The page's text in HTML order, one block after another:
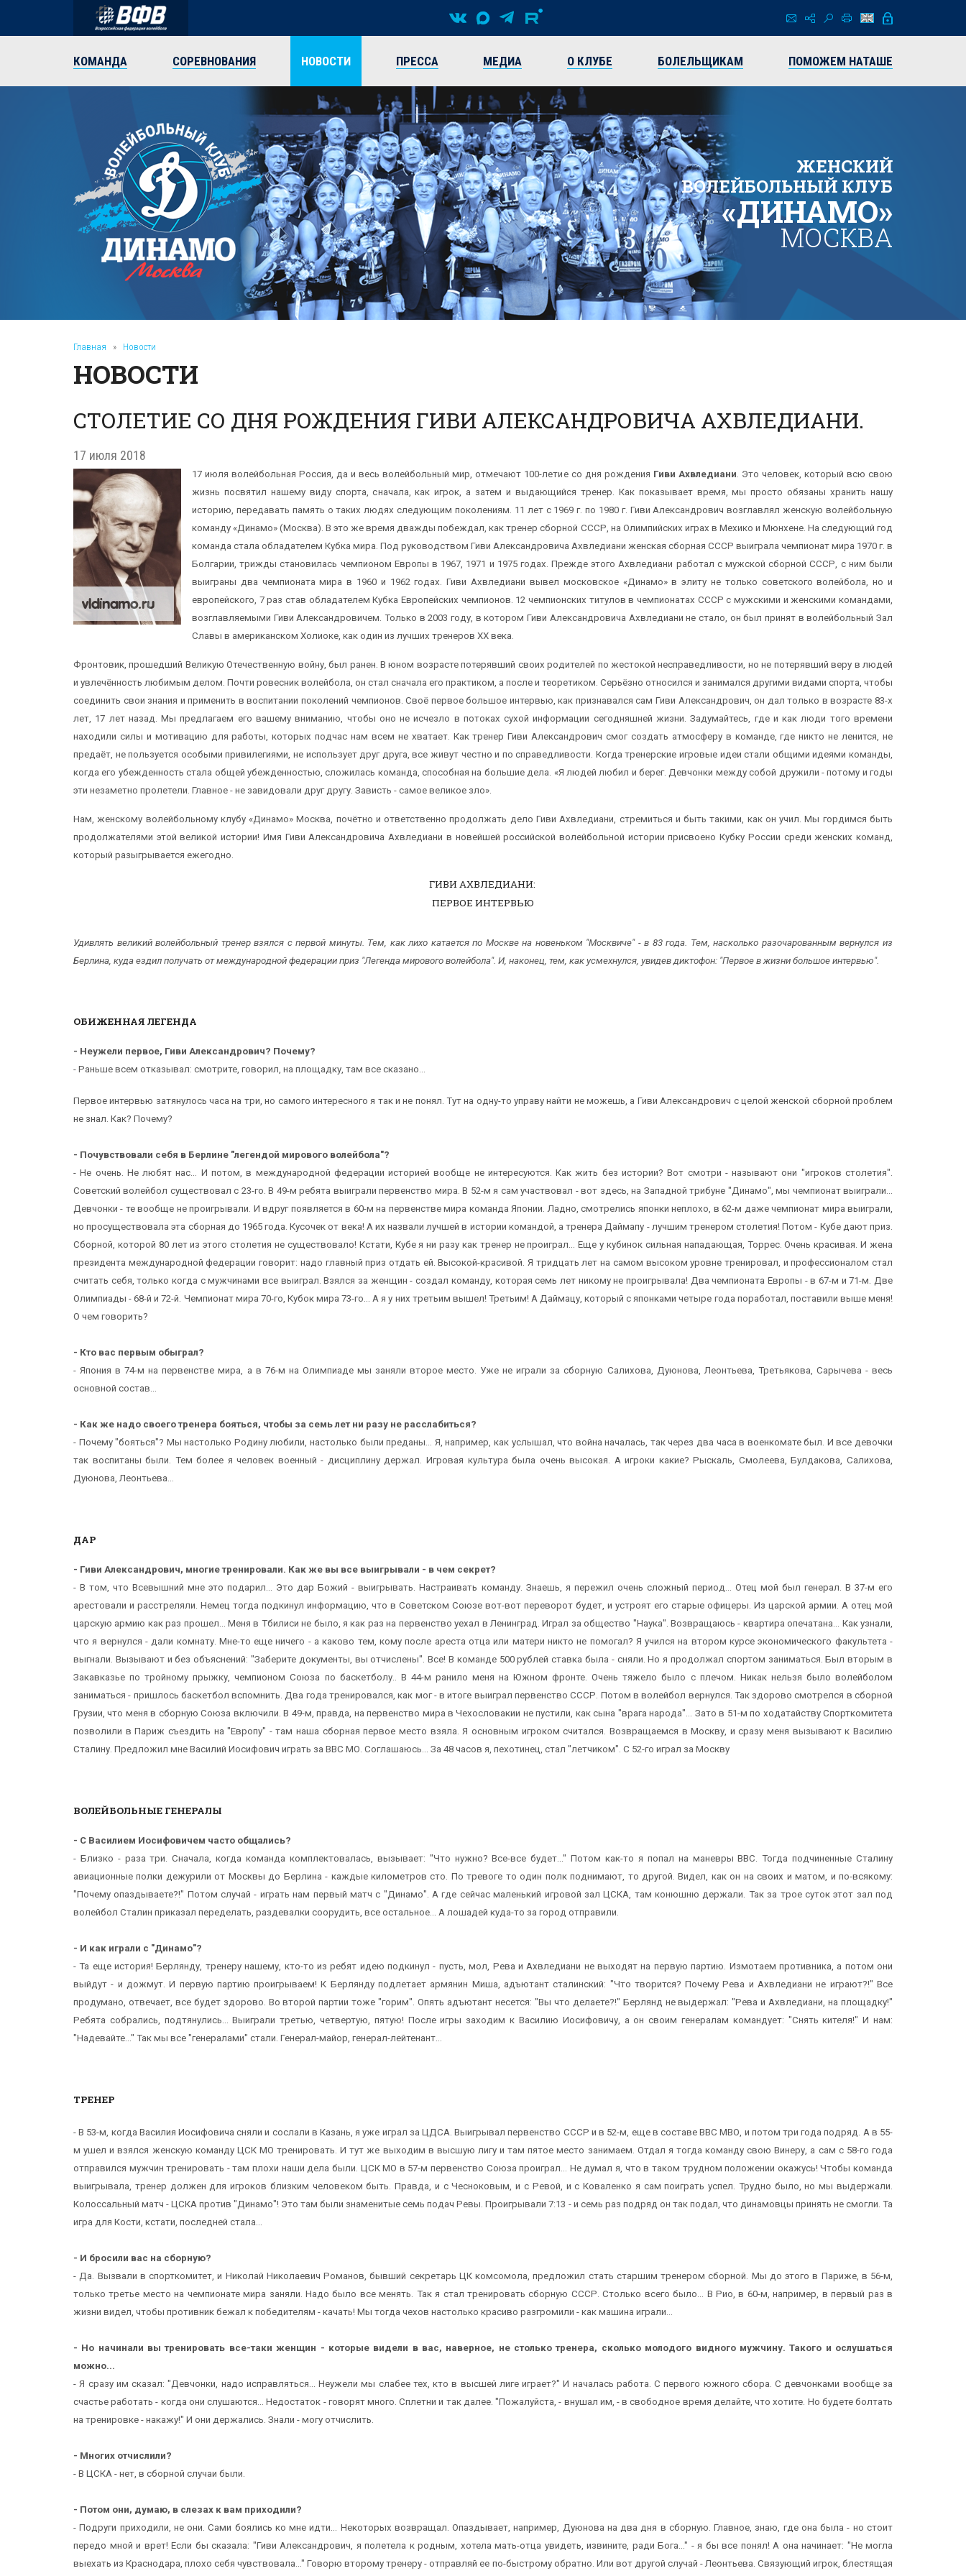
КОМАНДА СОРЕВНОВАНИЯ НОВОСТИ ПРЕССА МЕДИА О КЛУБЕ БОЛЕЛЬЩИКАМ ПОМОЖЕМ НАТАШЕ
ЖЕНСКИЙ
ВОЛЕЙБОЛЬНЫЙ КЛУБ
«ДИНАМО»
МОСКВА
Главная » Новости
НОВОСТИ
СТОЛЕТИЕ СО ДНЯ РОЖДЕНИЯ ГИВИ АЛЕКСАНДРОВИЧА АХВЛЕДИАНИ.
17 июля 2018
17 июля волейбольная Россия, да и весь волейбольный мир, отмечают 100-летие со дня рождения Гиви Ахвледиани. Это человек, который всю свою
жизнь посвятил нашему виду спорта, сначала, как игрок, а затем и выдающийся тренер. Как показывает время, мы просто обязаны хранить нашу
историю, передавать память о таких людях следующим поколениям. 11 лет с 1969 г. по 1980 г. Гиви Александрович возглавлял женскую волейбольную
команду «Динамо» (Москва). В это же время дважды побеждал, как тренер сборной СССР, на Олимпийских играх в Мехико и Мюнхене. На следующий год
команда стала обладателем Кубка мира. Под руководством Гиви Александровича Ахвледиани женская сборная СССР выиграла чемпионат мира 1970 г. в
Болгарии, трижды становилась чемпионом Европы в 1967, 1971 и 1975 годах. Прежде этого Ахвледиани работал с мужской сборной СССР, с ним были
выиграны два чемпионата мира в 1960 и 1962 годах. Гиви Ахвледиани вывел московское «Динамо» в элиту не только советского волейбола, но и
европейского, 7 раз став обладателем Кубка Европейских чемпионов. 12 чемпионских титулов в чемпионатах СССР с мужскими и женскими командами,
возглавляемыми Гиви Александровичем. Только в 2003 году, в котором Гиви Александровича Ахвледиани не стало, он был принят в волейбольный Зал
Славы в американском Холиоке, как один из лучших тренеров ХХ века.
Фронтовик, прошедший Великую Отечественную войну, был ранен. В юном возрасте потерявший своих родителей по жестокой несправедливости, но не потерявший веру в людей
и увлечённость любимым делом. Почти ровесник волейбола, он стал сначала его практиком, а после и теоретиком. Серьёзно относился и занимался другими видами спорта, чтобы
соединить свои знания и применить в воспитании поколений чемпионов. Своё первое большое интервью, как признавался сам Гиви Александрович, он дал только в возрасте 83-х
лет, 17 лет назад. Мы предлагаем его вашему вниманию, чтобы оно не исчезло в потоках сухой информации сегодняшней жизни. Задумайтесь, где и как люди того времени
находили силы и мотивацию для работы, которых подчас нам всем не хватает. Как тренер Гиви Александрович смог создать атмосферу в команде, где никто не ленится, не
предаёт, не пользуется особыми привилегиями, не использует друг друга, все живут честно и по справедливости. Когда тренерские игровые идеи стали общими идеями команды,
когда его убежденность стала общей убежденностью, сложилась команда, способная на большие дела. «Я людей любил и берег. Девчонки между собой дружили - потому и годы
эти незаметно пролетели. Главное - не завидовали друг другу. Зависть - самое великое зло».
Нам, женскому волейбольному клубу «Динамо» Москва, почётно и ответственно продолжать дело Гиви Ахвледиани, стремиться и быть такими, как он учил. Мы гордимся быть
продолжателями этой великой истории! Имя Гиви Александровича Ахвледиани в новейшей российской волейбольной истории присвоено Кубку России среди женских команд,
который разыгрывается ежегодно.
ГИВИ АХВЛЕДИАНИ:
ПЕРВОЕ ИНТЕРВЬЮ
Удивлять великий волейбольный тренер взялся с первой минуты. Тем, как лихо катается по Москве на новеньком "Москвиче" - в 83 года. Тем, насколько разочарованным вернулся из
Берлина, куда ездил получать от международной федерации приз "Легенда мирового волейбола". И, наконец, тем, как усмехнулся, увидев диктофон: "Первое в жизни большое интервью".
ОБИЖЕННАЯ ЛЕГЕНДА
- Неужели первое, Гиви Александрович? Почему?
- Раньше всем отказывал: смотрите, говорил, на площадку, там все сказано...
Первое интервью затянулось часа на три, но самого интересного я так и не понял. Тут на одну-то управу найти не можешь, а Гиви Александрович с целой женской сборной проблем
не знал. Как? Почему?
- Почувствовали себя в Берлине "легендой мирового волейбола"?
- Не очень. Не любят нас... И потом, в международной федерации историей вообще не интересуются. Как жить без истории? Вот смотри - называют они "игроков столетия".
Советский волейбол существовал с 23-го. В 49-м ребята выиграли первенство мира. В 52-м я сам участвовал - вот здесь, на Западной трибуне "Динамо", мы чемпионат выиграли...
Девчонки - те вообще не проигрывали. И вдруг появляется в 60-м на первенстве мира команда Японии. Ладно, смотрелись японки неплохо, в 62-м даже чемпионат мира выиграли,
но просуществовала эта сборная до 1965 года. Кусочек от века! А их назвали лучшей в истории командой, а тренера Даймапу - лучшим тренером столетия! Потом - Кубе дают приз.
Сборной, которой 80 лет из этого столетия не существовало! Кстати, Кубе я ни разу как тренер не проиграл... Еще у кубинок сильная нападающая, Торрес. Очень красивая. И жена
президента международной федерации говорит: надо главный приз отдать ей. Высокой-красивой. Я тридцать лет на самом высоком уровне тренировал, и профессионалом стал
считать себя, только когда с мужчинами все выиграл. Взялся за женщин - создал команду, которая семь лет никому не проигрывала! Два чемпионата Европы - в 67-м и 71-м. Две
Олимпиады - 68-й и 72-й. Чемпионат мира 70-го, Кубок мира 73-го... А я у них третьим вышел! Третьим! А Даймацу, который с японками четыре года поработал, поставили выше меня!
О чем говорить?
- Кто вас первым обыграл?
- Япония в 74-м на первенстве мира, а в 76-м на Олимпиаде мы заняли второе место. Уже не играли за сборную Салихова, Дуюнова, Леонтьева, Третьякова, Сарычева - весь
основной состав...
- Как же надо своего тренера бояться, чтобы за семь лет ни разу не расслабиться?
- Почему "бояться"? Мы настолько Родину любили, настолько были преданы... Я, например, как услышал, что война началась, так через два часа в военкомате был. И все девочки
так воспитаны были. Тем более я человек военный - дисциплину держал. Игровая культура была очень высокая. А игроки какие? Рыскаль, Смолеева, Булдакова, Салихова,
Дуюнова, Леонтьева...
ДАР
- Гиви Александрович, многие тренировали. Как же вы все выигрывали - в чем секрет?
- В том, что Всевышний мне это подарил... Это дар Божий - выигрывать. Настраивать команду. Знаешь, я пережил очень сложный период... Отец мой был генерал. В 37-м его
арестовали и расстреляли. Немец тогда подкинул информацию, что в Советском Союзе вот-вот переворот будет, и устроят его старые офицеры. Из царской армии. А отец мой
царскую армию как раз прошел... Меня в Тбилиси не было, я как раз на первенство уехал в Ленинград. Играл за общество "Наука". Возвращаюсь - квартира опечатана... Как узнали,
что я вернулся - дали комнату. Мне-то еще ничего - а каково тем, кому после ареста отца или матери никто не помогал? Я учился на втором курсе экономического факультета -
выгнали. Вызывают и без объяснений: "Заберите документы, вы отчислены". Все! В команде 500 рублей ставка была - сняли. Но я продолжал спортом заниматься. Был вторым в
Закавказье по тройному прыжку, чемпионом Союза по баскетболу.. В 44-м ранило меня на Южном фронте. Очень тяжело было с плечом. Никак нельзя было волейболом
заниматься - пришлось баскетбол вспомнить. Два года тренировался, как мог - в итоге выиграл первенство СССР. Потом в волейбол вернулся. Так здорово смотрелся в сборной
Грузии, что меня в сборную Союза включили. В 49-м, правда, на первенство мира в Чехословакии не пустили, как сына "врага народа"... Зато в 51-м по ходатайству Спорткомитета
позволили в Париж съездить на "Европу" - там наша сборная первое место взяла. Я основным игроком считался. Возвращаемся в Москву, и сразу меня вызывают к Василию
Сталину. Предложил мне Василий Иосифович играть за ВВС МО. Соглашаюсь... За 48 часов я, пехотинец, стал "летчиком". С 52-го играл за Москву
ВОЛЕЙБОЛЬНЫЕ ГЕНЕРАЛЫ
- С Василием Иосифовичем часто общались?
- Близко - раза три. Сначала, когда команда комплектовалась, вызывает: "Что нужно? Все-все будет..." Потом как-то я попал на маневры ВВС. Тогда подчиненные Сталину
авиационные полки дежурили от Москвы до Берлина - каждые километров сто. По тревоге то один полк поднимают, то другой. Видел, как он на своих и матом, и по-всякому:
"Почему опаздываете?!" Потом случай - играть нам первый матч с "Динамо". А где сейчас маленький игровой зал ЦСКА, там конюшню держали. Так за трое суток этот зал под
волейбол Сталин приказал переделать, раздевалки соорудить, все остальное... А лошадей куда-то за город отправили.
- И как играли с "Динамо"?
- Та еще история! Берлянду, тренеру нашему, кто-то из ребят идею подкинул - пусть, мол, Рева и Ахвледиани не выходят на первую партию. Измотаем противника, а потом они
выйдут - и дожмут. И первую партию проигрываем! К Берлянду подлетает армянин Миша, адъютант сталинский: "Что творится? Почему Рева и Ахвледиани не играют?!" Все
продумано, отвечает, все будет здорово. Во второй партии тоже "горим". Опять адъютант несется: "Вы что делаете?!" Берлянд не выдержал: "Рева и Ахвледиани, на площадку!"
Ребята собрались, подтянулись... Выиграли третью, четвертую, пятую! После игры заходим к Василию Иосифовичу, а он своим генералам командует: "Снять кителя!" И нам:
"Надевайте..." Так мы все "генералами" стали. Генерал-майор, генерал-лейтенант...
ТРЕНЕР
- В 53-м, когда Василия Иосифовича сняли и сослали в Казань, я уже играл за ЦДСА. Выигрывал первенство СССР и в 52-м, еще в составе ВВС МВО, и потом три года подряд. А в 55-
м ушел и взялся женскую команду ЦСК МО тренировать. И тут же выходим в высшую лигу и там пятое место занимаем. Отдал я тогда команду свою Винеру, а сам с 58-го года
отправился мужчин тренировать - там плохи наши дела были. ЦСК МО в 57-м первенство Союза проиграл... Не думал я, что в таком трудном положении окажусь! Чтобы команда
выигрывала, тренер должен для игроков близким человеком быть. Правда, и с Чесноковым, и с Ревой, и с Коваленко я сам поиграть успел. Трудно было, но мы выдержали.
Колоссальный матч - ЦСКА против "Динамо"! Это там были знаменитые семь подач Ревы. Проигрывали 7:13 - и семь раз подряд он так подал, что динамовцы принять не смогли. Та
игра для Кости, кстати, последней стала...
- И бросили вас на сборную?
- Да. Вызвали в спорткомитет, и Николай Николаевич Романов, бывший секретарь ЦК комсомола, предложил стать старшим тренером сборной. Мы до этого в Париже, в 56-м,
только третье место на чемпионате мира заняли. Надо было все менять. Так я стал тренировать сборную СССР. Столько всего было... В Рио, в 60-м, например, в первый раз в
жизни видел, чтобы противник бежал к победителям - качать! Мы тогда чехов настолько красиво разгромили - как машина играли...
- Но начинали вы тренировать все-таки женщин - которые видели в вас, наверное, не столько тренера, сколько молодого видного мужчину. Такого и ослушаться
можно...
- Я сразу им сказал: "Девчонки, надо исправляться... Неужели мы слабее тех, кто в высшей лиге играет?" И началась работа. С первого южного сбора. С девчонками вообще за
счастье работать - когда они слушаются... Недостаток - говорят много. Сплетни и так далее. "Пожалуйста, - внушал им, - в свободное время делайте, что хотите. Но будете болтать
на тренировке - накажу!" И они держались. Знали - могу отчислить.
- Многих отчислили?
- В ЦСКА - нет, в сборной случаи были.
- Потом они, думаю, в слезах к вам приходили?
- Подруги приходили, не они. Сами боялись ко мне идти... Некоторых возвращал. Опаздывает, например, Дуюнова на два дня в сборную. Главное, знаю, где она была - но стоит
передо мной и врет! Если бы сказала: "Гиви Александрович, я полетела к родным, хотела мать-отца увидеть, извините, ради Бога..." - я бы все понял! А она начинает: "Не могла
выехать из Краснодара, плохо себя чувствовала..." Говорю второму тренеру - отправляй ее по-быстрому обратно. Или вот другой случай - Леонтьева. Связующий игрок, блестящая